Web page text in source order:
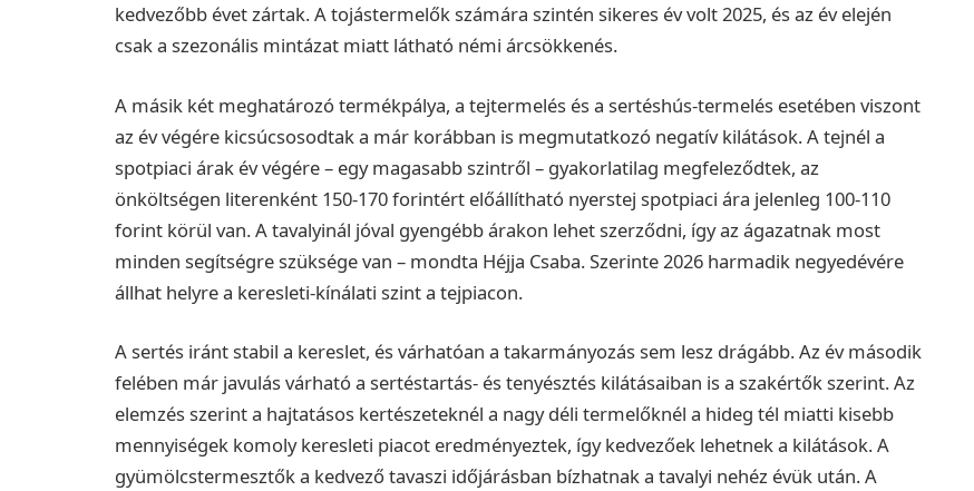
kedvezőbb évet zártak. A tojástermelők számára szintén sikeres év volt 2025, és az év elején
csak a szezonális mintázat miatt látható némi árcsökkenés.
A másik két meghatározó termékpálya, a tejtermelés és a sertéshús-termelés esetében viszont
az év végére kicsúcsosodtak a már korábban is megmutatkozó negatív kilátások. A tejnél a
spotpiaci árak év végére – egy magasabb szintről – gyakorlatilag megfeleződtek, az
önköltségen literenként 150-170 forintért előállítható nyerstej spotpiaci ára jelenleg 100-110
forint körül van. A tavalyinál jóval gyengébb árakon lehet szerződni, így az ágazatnak most
minden segítségre szüksége van – mondta Héjja Csaba. Szerinte 2026 harmadik negyedévére
állhat helyre a keresleti-kínálati szint a tejpiacon.
A sertés iránt stabil a kereslet, és várhatóan a takarmányozás sem lesz drágább. Az év második
felében már javulás várható a sertéstartás- és tenyésztés kilátásaiban is a szakértők szerint. Az
elemzés szerint a hajtatásos kertészeteknél a nagy déli termelőknél a hideg tél miatti kisebb
mennyiségek komoly keresleti piacot eredményeztek, így kedvezőek lehetnek a kilátások. A
gyümölcstermesztők a kedvező tavaszi időjárásban bízhatnak a tavalyi nehéz évük után. A